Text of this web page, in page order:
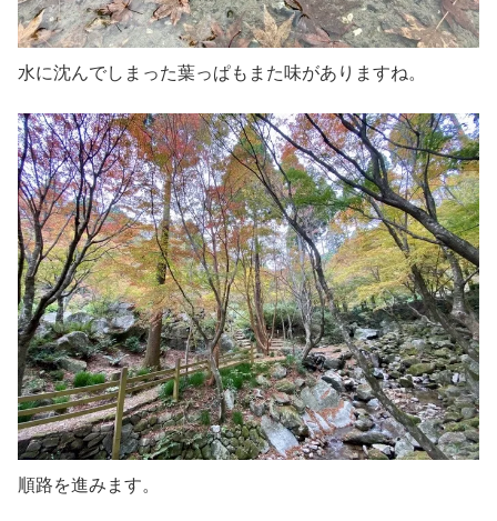
水に沈んでしまった葉っぱもまた味がありますね。
順路を進みます。